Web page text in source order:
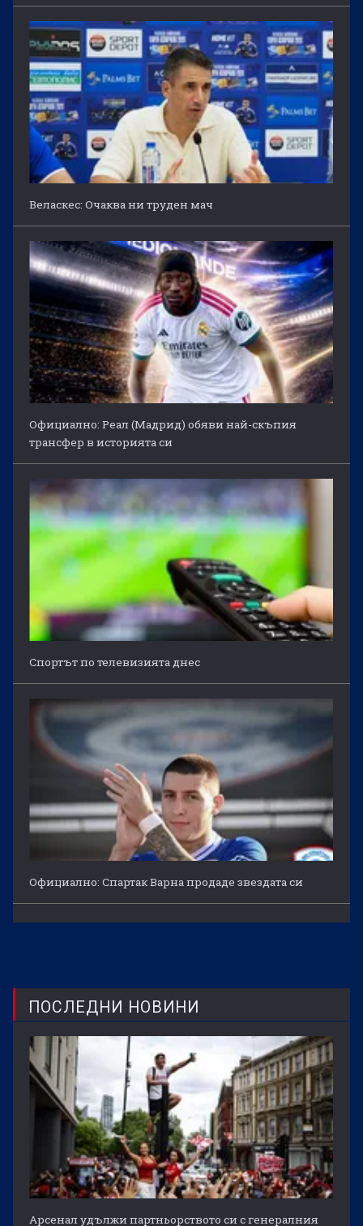
Веласкес: Очаква ни труден мач
Официално: Реал (Мадрид) обяви най-скъпия
трансфер в историята си
Спортът по телевизията днес
Официално: Спартак Варна продаде звездата си
ПОСЛЕДНИ НОВИНИ
Арсенал удължи партньорството си с генералния